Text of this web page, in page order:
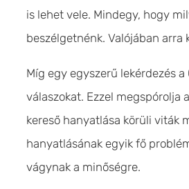
is lehet vele. Mindegy, hogy
beszélgetnénk. Valójában
Míg egy egyszerű lekérdezés
válaszokat. Ezzel megspórolja
kereső hanyatlása körüli viták
hanyatlásának egyik fő
vágynak a minőségre.